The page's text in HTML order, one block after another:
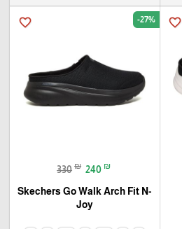
favorite_border
favorite_border -27%
330 ₪ 240 ₪
Skechers Go Walk Arch Fit N-
Joy